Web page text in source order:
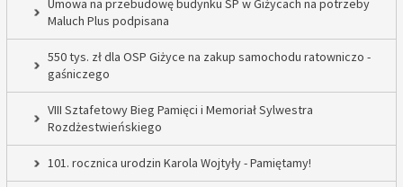
Umowa na przebudowę budynku SP w Giżycach na potrzeby
Maluch Plus podpisana
550 tys. zł dla OSP Giżyce na zakup samochodu ratowniczo -
gaśniczego
VIII Sztafetowy Bieg Pamięci i Memoriał Sylwestra
Rozdżestwieńskiego
101. rocznica urodzin Karola Wojtyły - Pamiętamy!